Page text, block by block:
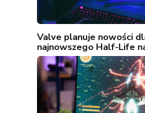
Valve planuje nowości
najnowszego Half-Life